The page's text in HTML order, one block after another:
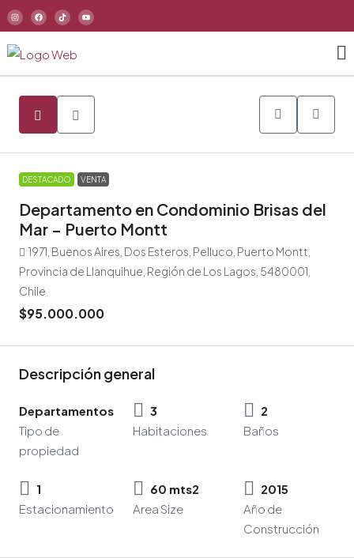
DESTACADO VENTA
Departamento en Condominio Brisas del
Mar – Puerto Montt
1971, Buenos Aires, Dos Esteros, Pelluco, Puerto Montt,
Provincia de Llanquihue, Región de Los Lagos, 5480001,
Chile
$95.000.000
Descripción general
Departamentos
Tipo de
propiedad
3
Habitaciones
2
Baños
1
Estacionamiento
60 mts2
Area Size
2015
Año de
Construcción